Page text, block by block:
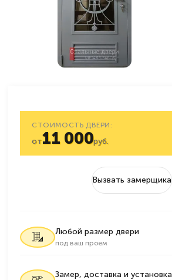
СТОИМОСТЬ ДВЕРИ:
от11 000руб.
Вызвать замерщика
Любой размер двери
под ваш проем
Замер, доставка и установка